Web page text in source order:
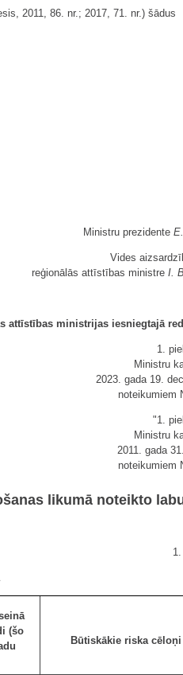
2011, 86. nr.; 2017, 71. nr.) šādus
Ministru prezidente
Vides
reģionālās attīstības ministre I.
attīstības ministrijas iesniegtajā
1.
Ministru
2023. gada 19.
noteikumiem
"1.
Ministru
2011. gada
noteikumiem
likumā noteikto
(šo
Būtiskākie riska cēloņi